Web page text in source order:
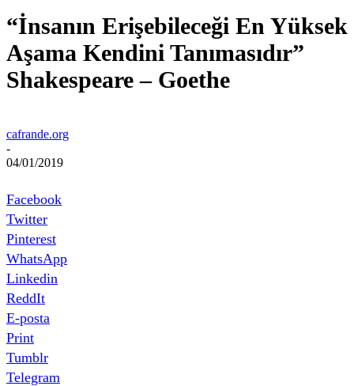
“İnsanın Erişebileceği En Yüksek
Aşama Kendini Tanımasıdır”
Shakespeare – Goethe
cafrande.org
-
04/01/2019
Facebook
Twitter
Pinterest
WhatsApp
Linkedin
ReddIt
E-posta
Print
Tumblr
Telegram